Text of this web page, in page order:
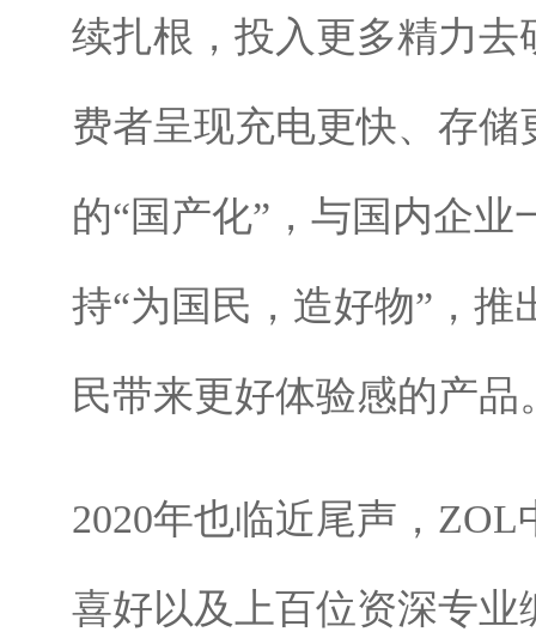
续扎根，投入更多精力
费者呈现充电更快、存
的“国产化”，与国内企
持“为国民，造好物”，
民带来更好体验感的产品
2020年也临近尾声，
喜好以及上百位资深专业